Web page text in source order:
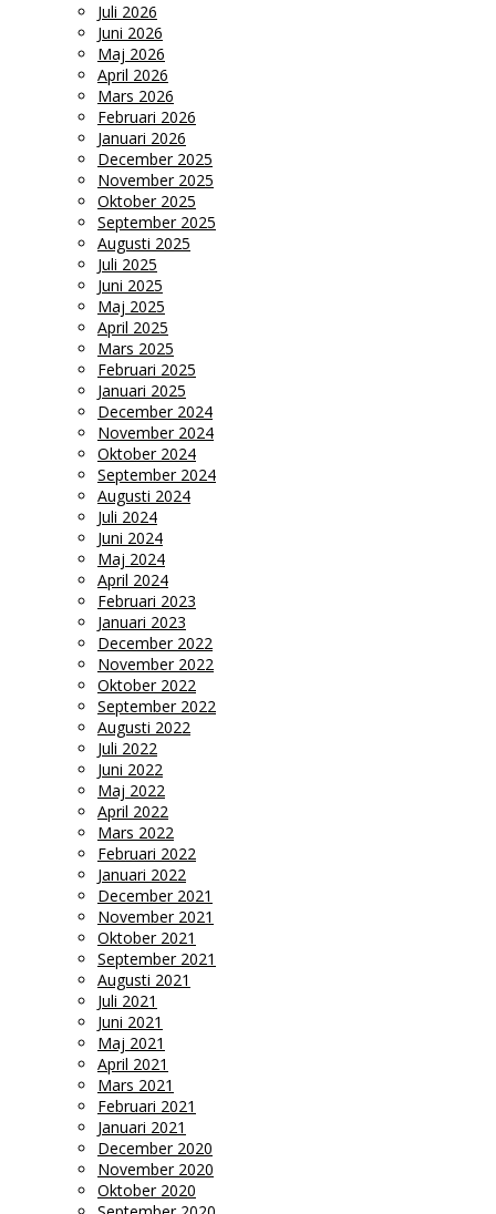
Juli 2026
Juni 2026
Maj 2026
April 2026
Mars 2026
Februari 2026
Januari 2026
December 2025
November 2025
Oktober 2025
September 2025
Augusti 2025
Juli 2025
Juni 2025
Maj 2025
April 2025
Mars 2025
Februari 2025
Januari 2025
December 2024
November 2024
Oktober 2024
September 2024
Augusti 2024
Juli 2024
Juni 2024
Maj 2024
April 2024
Februari 2023
Januari 2023
December 2022
November 2022
Oktober 2022
September 2022
Augusti 2022
Juli 2022
Juni 2022
Maj 2022
April 2022
Mars 2022
Februari 2022
Januari 2022
December 2021
November 2021
Oktober 2021
September 2021
Augusti 2021
Juli 2021
Juni 2021
Maj 2021
April 2021
Mars 2021
Februari 2021
Januari 2021
December 2020
November 2020
Oktober 2020